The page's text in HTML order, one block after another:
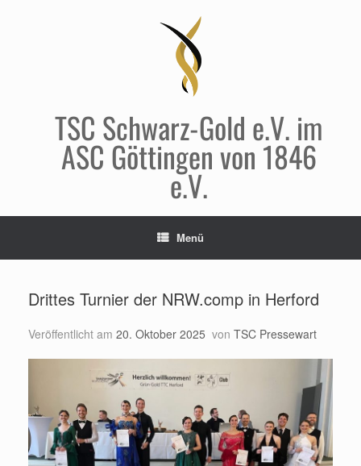
TSC Schwarz-Gold e.V. im
ASC Göttingen von 1846
e.V.
Menü
Drittes Turnier der NRW.comp in Herford
Veröffentlicht am 20. Oktober 2025 von TSC Pressewart